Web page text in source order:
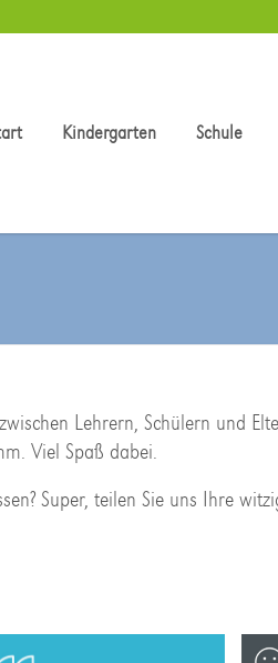
Kindergarten Schule
Lehrern, Schülern und
Viel Spaß dabei.
Super, teilen Sie uns Ihre